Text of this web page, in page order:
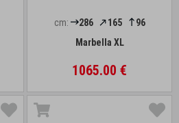
cm: 286 165
96
Marbella XL
1065.00 €